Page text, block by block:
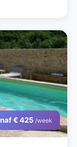
€ 425 /week